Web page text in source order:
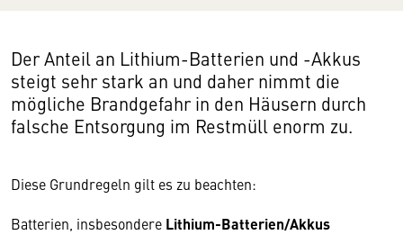
Der Anteil an Lithium-Batterien und -Akkus
steigt sehr stark an und daher nimmt die
mögliche Brandgefahr in den Häusern durch
falsche Entsorgung im Restmüll enorm zu.
Diese Grundregeln gilt es zu beachten:
Batterien, insbesondere Lithium-Batterien/Akkus